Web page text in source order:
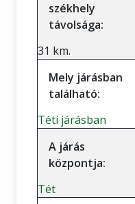
székhely
távolsága:
31 km.
Mely járásban
található:
Téti járásban
A járás
központja:
Tét